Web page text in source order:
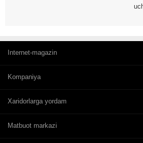
Internet-magazin
Kompaniya
Xaridorlarga yordam
Matbuot markazi